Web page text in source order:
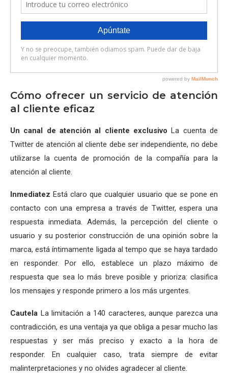
Cómo ofrecer un servicio de atención
al cliente eficaz
Un canal de atención al cliente exclusivo La cuenta de
Twitter de atención al cliente debe ser independiente, no debe
utilizarse la cuenta de promoción de la compañía para la
atención al cliente.
Inmediatez Está claro que cualquier usuario que se pone en
contacto con una empresa a través de Twitter, espera una
respuesta inmediata. Además, la percepción del cliente o
usuario y su posterior construcción de una opinión sobre la
marca, está íntimamente ligada al tempo que se haya tardado
en responder. Por ello, establece un plazo máximo de
respuesta que sea lo más breve posible y prioriza: clasifica
los mensajes y responde primero a los más urgentes.
Cautela La limitación a 140 caracteres, aunque parezca una
contradicción, es una ventaja ya que obliga a pesar mucho las
respuestas y ser más preciso y exacto a la hora de
responder. En cualquier caso, trata siempre de evitar
malinterpretaciones y no olvides agradecer al cliente.